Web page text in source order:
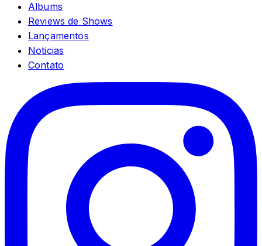
Albums
Reviews de Shows
Lançamentos
Noticias
Contato